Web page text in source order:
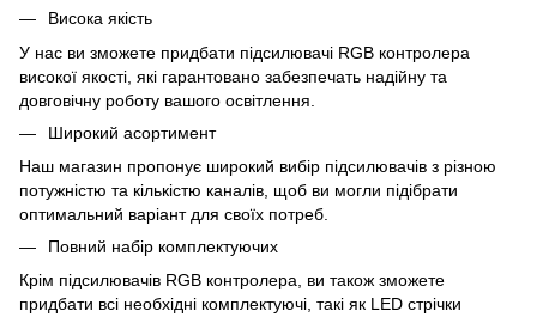
Висока якість
У нас ви зможете придбати підсилювачі RGB контролера
високої якості, які гарантовано забезпечать надійну та
довговічну роботу вашого освітлення.
Широкий асортимент
Наш магазин пропонує широкий вибір підсилювачів з різною
потужністю та кількістю каналів, щоб ви могли підібрати
оптимальний варіант для своїх потреб.
Повний набір комплектуючих
Крім підсилювачів RGB контролера, ви також зможете
придбати всі необхідні комплектуючі, такі як LED стрічки